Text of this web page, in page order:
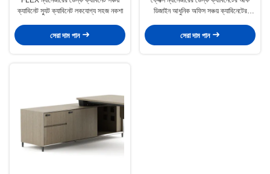
ক্যাবিনেট স্যুট ক্যাবিনেট লকযোগ্য সহজ নকশা
সেরা দাম পান
ডিজাইন আধুনিক অফিস সঞ্চয় ক্যাবিনেটের
সেরা দাম পান